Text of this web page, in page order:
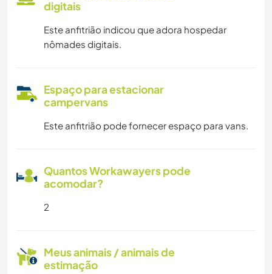
digitais
Este anfitrião indicou que adora hospedar
nômades digitais.
Espaço para estacionar
campervans
Este anfitrião pode fornecer espaço para vans.
Quantos Workawayers pode
acomodar?
2
Meus animais / animais de
estimação